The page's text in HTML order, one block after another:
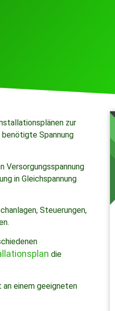
zur
Spannung
Versorgungsspannung
in Gleichspannung
Steuerungen,
die
einem geeigneten